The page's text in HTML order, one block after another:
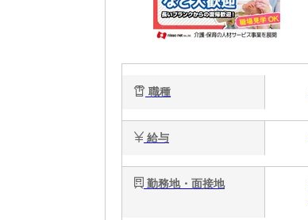
職種
給与
勤務地・面接地